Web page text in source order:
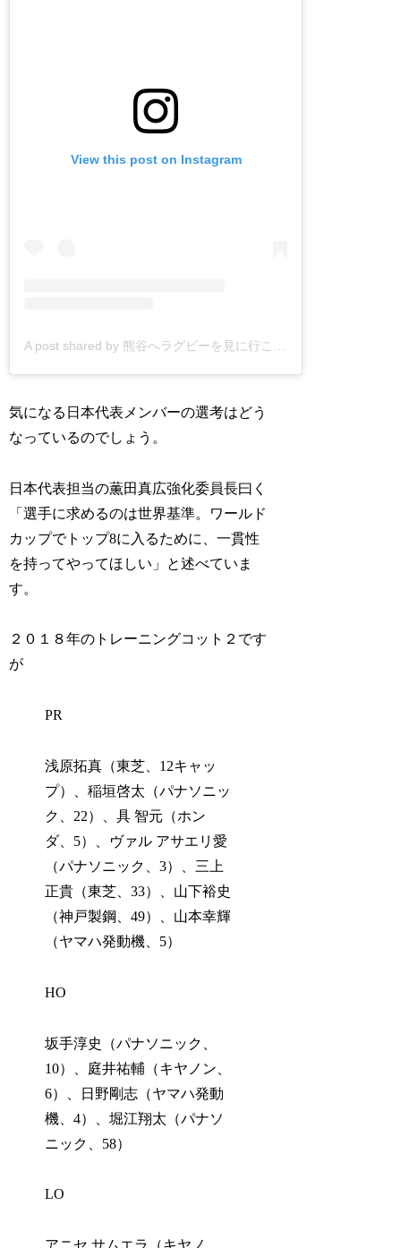
View this post on Instagram
気になる日本代表メンバーの選考はどう
なっているのでしょう。
日本代表担当の薫田真広強化委員長曰く
「選手に求めるのは世界基準。ワールド
カップでトップ8に入るために、一貫性
を持ってやってほしい」と述べていま
す。
２０１８年のトレーニングコット２です
が
PR
浅原拓真（東芝、12キャッ
プ）、稲垣啓太（パナソニッ
ク、22）、具 智元（ホン
ダ、5）、ヴァル アサエリ愛
（パナソニック、3）、三上
正貴（東芝、33）、山下裕史
（神戸製鋼、49）、山本幸輝
（ヤマハ発動機、5）
HO
坂手淳史（パナソニック、
10）、庭井祐輔（キヤノン、
6）、日野剛志（ヤマハ発動
機、4）、堀江翔太（パナソ
ニック、58）
LO